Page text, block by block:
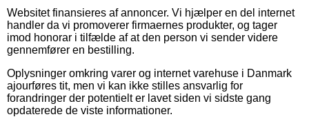
Websitet finansieres af annoncer. Vi hjælper en del internet
handler da vi promoverer firmaernes produkter, og tager
imod honorar i tilfælde af at den person vi sender videre
gennemfører en bestilling.
Oplysninger omkring varer og internet varehuse i Danmark
ajourføres tit, men vi kan ikke stilles ansvarlig for
forandringer der potentielt er lavet siden vi sidste gang
opdaterede de viste informationer.